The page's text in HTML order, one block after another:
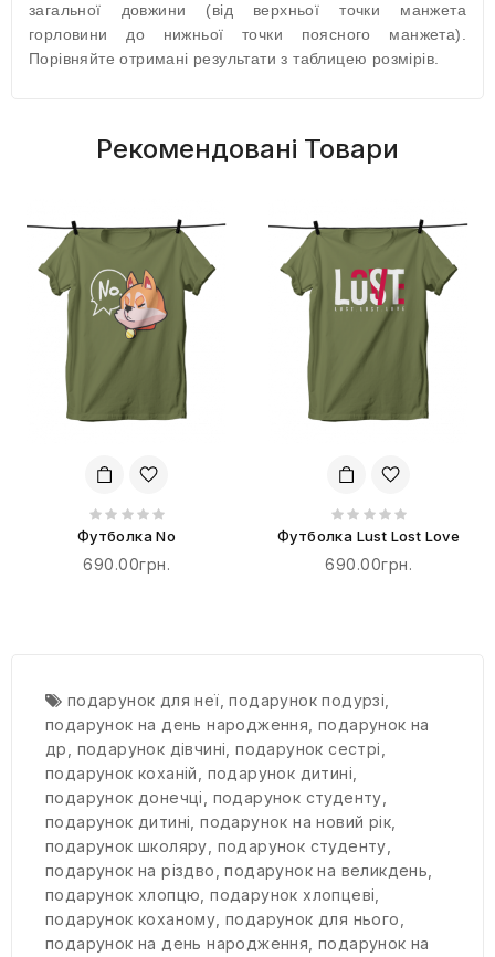
загальної довжини (від верхньої точки манжета
горловини до нижньої точки поясного манжета).
Порівняйте отримані результати з таблицею розмірів.
Рекомендовані Товари
Футболка No
690.00грн.
Футболка Lust Lost Love
690.00грн.
подарунок для неї,подарунок подурзі,
подарунок на день народження,подарунок на
др, подарунок дівчині,подарунок сестрі,
подарунок коханій, подарунок дитині,
подарунок донечці, подарунок студенту,
подарунок дитині,подарунок на новий рік,
подарунок школяру, подарунок студенту,
подарунок на різдво,подарунок на великдень,
подарунок хлопцю,подарунок хлопцеві,
подарунок коханому,подарунок для нього,
подарунок на день народження,подарунок на